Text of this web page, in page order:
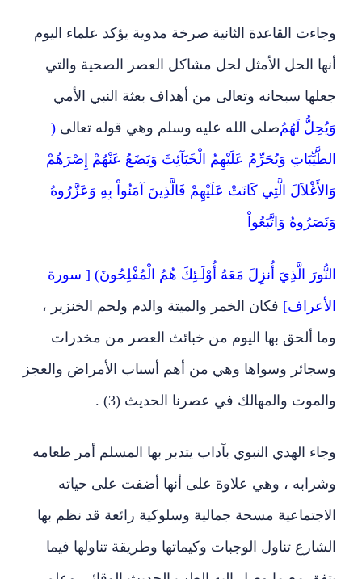
وجاءت القاعدة الثانية صرخة مدوية يؤكد علماء اليوم
أنها الحل الأمثل لحل مشاكل العصر الصحية والتي
جعلها سبحانه وتعالى من أهداف بعثة النبي الأمي
صلى الله عليه وسلم وهي قوله تعالى (
وَيُحِلُّ لَهُمُ
الطَّيِّبَاتِ وَيُحَرِّمُ عَلَيْهِمُ الْخَبَآئِثَ وَيَضَعُ عَنْهُمْ إِصْرَهُمْ
وَالأَغْلاَلَ الَّتِي كَانَتْ عَلَيْهِمْ فَالَّذِينَ آمَنُواْ بِهِ وَعَزَّرُوهُ
وَنَصَرُوهُ وَاتَّبَعُواْ
النُّورَ الَّذِيَ أُنزِلَ مَعَهُ أُوْلَـئِكَ هُمُ الْمُفْلِحُونَ) [ سورة
الأعراف] فكان الخمر والميتة والدم ولحم الخنزير ،
وما ألحق بها اليوم من خبائث العصر من مخدرات
وسجائر وسواها وهي من أهم أسباب الأمراض والعجز
والموت والمهالك في عصرنا الحديث (3) .
وجاء الهدي النبوي بآداب يتدبر بها المسلم أمر طعامه
وشرابه ، وهي علاوة على أنها أضفت على حياته
الاجتماعية مسحة جمالية وسلوكية رائعة قد نظم بها
الشارع تناول الوجبات وكيماتها وطريقة تناولها فيما